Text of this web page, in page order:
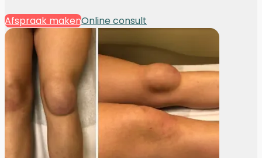
Afspraak makenOnline consult